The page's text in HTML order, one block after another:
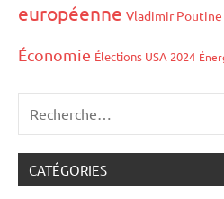
européenne Vladimir Poutine
Économie Élections USA 2024
CATÉGORIES